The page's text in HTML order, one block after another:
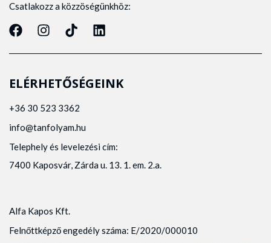
Csatlakozz a közzöségünkhöz:
ELÉRHETŐSÉGEINK
+36 30 523 3362
info@tanfolyam.hu
Telephely és levelezési cím:
7400 Kaposvár, Zárda u. 13. 1. em. 2.a.
Alfa Kapos Kft.
Felnőttképző engedély száma: E/2020/000010